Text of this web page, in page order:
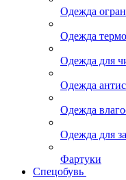
Одежда
Одежда
Одежда для
Одежда
Одежда
Одежда для
Фартуки
Спецобувь